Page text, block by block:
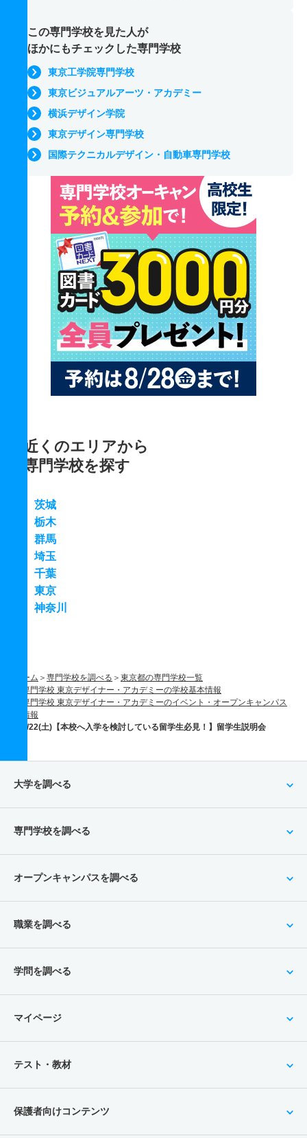
この専門学校を見た人が
ほかにもチェックした専門学校
東京工学院専門学校
東京ビジュアルアーツ・アカデミー
横浜デザイン学院
東京デザイン専門学校
国際テクニカルデザイン・自動車専門学校
近くのエリアから
専門学校を探す
茨城
栃木
群馬
埼玉
千葉
東京
神奈川
ホーム 専門学校を調べる
東京都の専門学校一覧
専門学校 東京デザイナー・アカデミーの学校基本情報
専門学校 東京デザイナー・アカデミーのイベント・オープンキャンパス
情報
8/22(土)【本校へ入学を検討している留学生必見！】留学生説明会
大学を調べる
専門学校を調べる
オープンキャンパスを調べる
職業を調べる
学問を調べる
マイページ
テスト・教材
保護者向けコンテンツ